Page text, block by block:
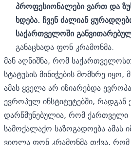
პროფესიონალები ვართ და
ხდება. ჩვენ ძალიან
საქართველოში
განაცხადა ფონ კრამონმა.
მან აღნიშნა, რომ
სტატუსის მინიჭების მომხრე იყო,
ამას ყველა არ იზიარებდა
ევროპულ ინსტიტუტებში,
დარწმუნებულია, რომ
სამოქალაქო საზოგადოება ამას
ვიოლა ფონ კრამონმა თქვა, რომ